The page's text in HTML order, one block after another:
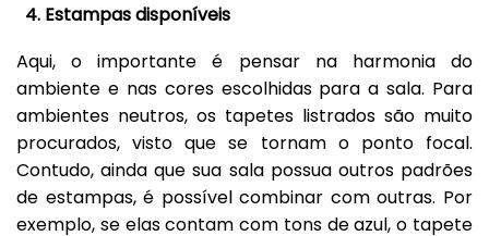
4. Estampas disponíveis
Aqui, o importante é pensar na harmonia do
ambiente e nas cores escolhidas para a sala. Para
ambientes neutros, os tapetes listrados são muito
procurados, visto que se tornam o ponto focal.
Contudo, ainda que sua sala possua outros padrões
de estampas, é possível combinar com outras. Por
exemplo, se elas contam com tons de azul, o tapete